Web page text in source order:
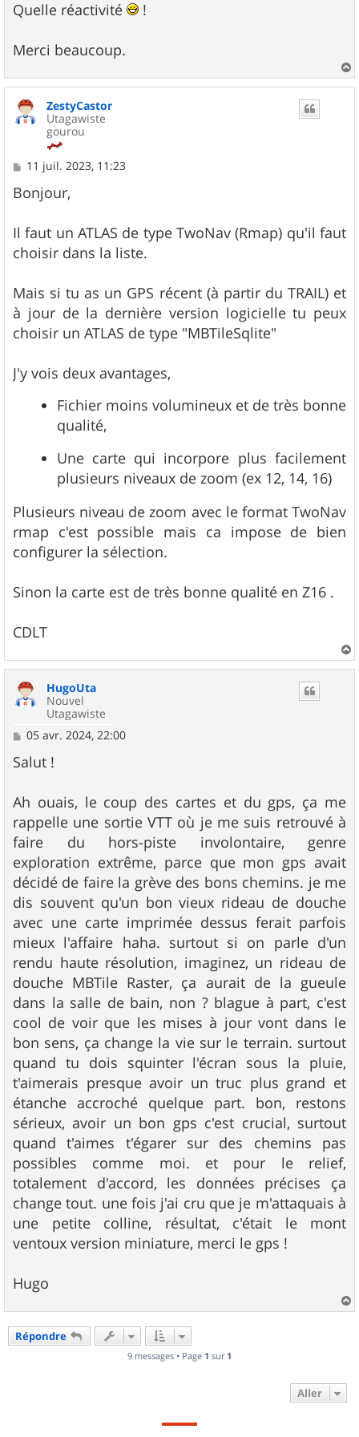
	if (Zoom < 7) {
		return "http://mt0.google.com/vt/lyrs=m@176103410&hl=fr&s=Galileo&scale=1&z=" + Zoom + "&x=" + X + "&y=" + Y;
	}else{
		return "https://" + MyServer + "/" + MyFolder + "/" + Zoom + "/" + X + "/" + Y + "." + TileExt;
	}
void
	conn.addRequestProperty("Referer",MyReferer);
	conn.addRequestProperty("User-Agent",MyUserAgent);
g
e
Quelle réactivité !
Merci beaucoup.
a
ZestyCastor
Utagawiste
gourou
M
s
s
g
e
11 juil. 2023, 11:23
Bonjour,
Il faut un ATLAS de type TwoNav (Rmap) qu'il faut
choisir dans la liste.
Mais si tu as un GPS récent (à partir du TRAIL) et
à jour de la dernière version logicielle tu peux
choisir un ATLAS de type "MBTileSqlite"
J'y vois deux avantages,
Fichier moins volumineux et de très bonne
qualité,
Une carte qui incorpore plus facilement
plusieurs niveaux de zoom (ex 12, 14, 16)
Plusieurs niveau de zoom avec le format TwoNav
rmap c'est possible mais ca impose de bien
configurer la sélection.
Sinon la carte est de très bonne qualité en Z16 .
CDLT
a
HugoUta
Nouvel
Utagawiste
M
s
s
g
e
05 avr. 2024, 22:00
Salut !
Ah ouais, le coup des cartes et du gps, ça me
rappelle une sortie VTT où je me suis retrouvé à
faire du hors-piste involontaire, genre
exploration extrême, parce que mon gps avait
décidé de faire la grève des bons chemins. je me
dis souvent qu'un bon vieux rideau de douche
avec une carte imprimée dessus ferait parfois
mieux l'affaire haha. surtout si on parle d'un
rendu haute résolution, imaginez, un rideau de
douche MBTile Raster, ça aurait de la gueule
dans la salle de bain, non ? blague à part, c'est
cool de voir que les mises à jour vont dans le
bon sens, ça change la vie sur le terrain. surtout
quand tu dois squinter l'écran sous la pluie,
t'aimerais presque avoir un truc plus grand et
étanche accroché quelque part. bon, restons
sérieux, avoir un bon gps c'est crucial, surtout
quand t'aimes t'égarer sur des chemins pas
possibles comme moi. et pour le relief,
totalement d'accord, les données précises ça
change tout. une fois j'ai cru que je m'attaquais à
une petite colline, résultat, c'était le mont
ventoux version miniature, merci le gps !
Hugo
a
Répondre
9 messages • Page 1 sur 1
Aller